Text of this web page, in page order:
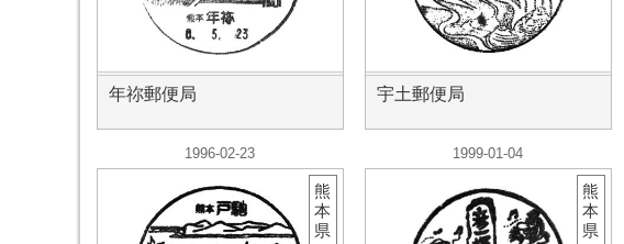
年祢郵便局 宇土郵便局
1996-02-23
熊
本
県
1999-01-04
熊
本
県